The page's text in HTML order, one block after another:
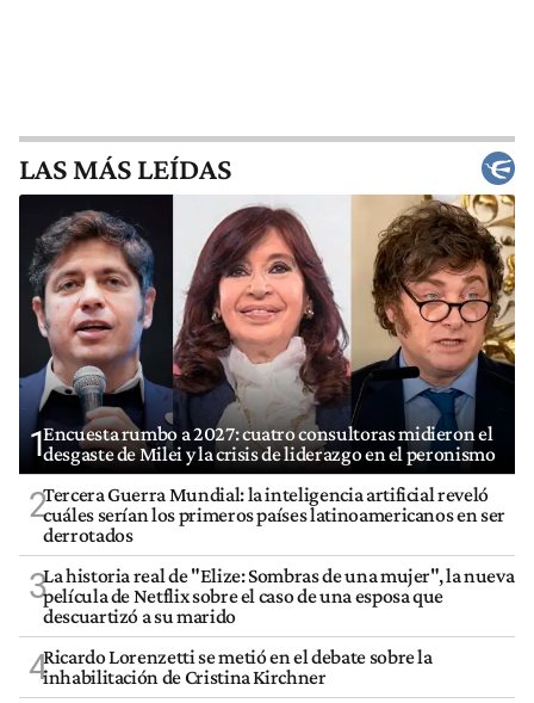
LAS MÁS LEÍDAS
1Encuesta rumbo a 2027: cuatro consultoras midieron el
desgaste de Milei y la crisis de liderazgo en el peronismo
2Tercera Guerra Mundial: la inteligencia artificial reveló
cuáles serían los primeros países latinoamericanos en ser
derrotados
3La historia real de "Elize: Sombras de una mujer", la nueva
película de Netflix sobre el caso de una esposa que
descuartizó a su marido
4Ricardo Lorenzetti se metió en el debate sobre la
inhabilitación de Cristina Kirchner